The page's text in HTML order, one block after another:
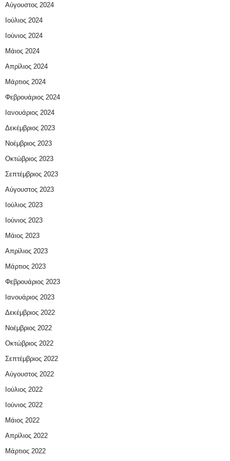
Αύγουστος 2024
Ιούλιος 2024
Ιούνιος 2024
Μάιος 2024
Απρίλιος 2024
Μάρτιος 2024
Φεβρουάριος 2024
Ιανουάριος 2024
Δεκέμβριος 2023
Νοέμβριος 2023
Οκτώβριος 2023
Σεπτέμβριος 2023
Αύγουστος 2023
Ιούλιος 2023
Ιούνιος 2023
Μάιος 2023
Απρίλιος 2023
Μάρτιος 2023
Φεβρουάριος 2023
Ιανουάριος 2023
Δεκέμβριος 2022
Νοέμβριος 2022
Οκτώβριος 2022
Σεπτέμβριος 2022
Αύγουστος 2022
Ιούλιος 2022
Ιούνιος 2022
Μάιος 2022
Απρίλιος 2022
Μάρτιος 2022